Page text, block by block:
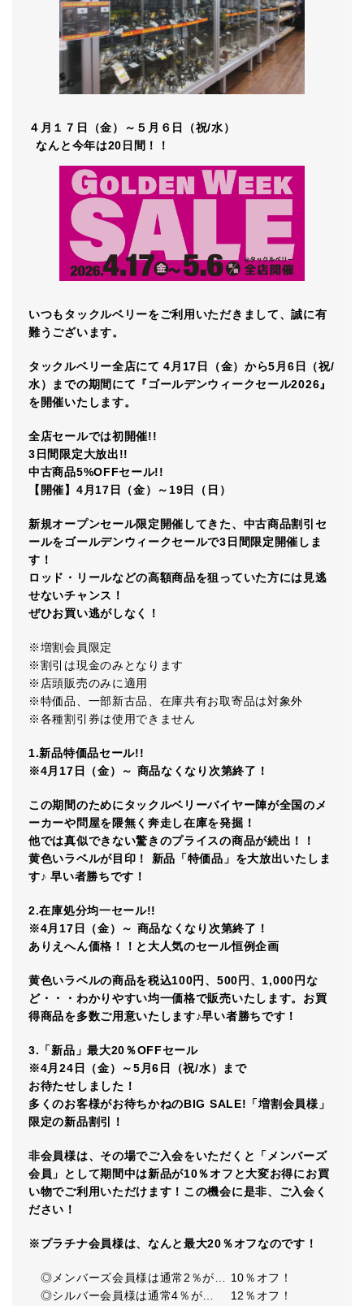
４月１７日（金）～５月６日（祝/水）
なんと今年は20日間！！
いつもタックルベリーをご利用いただきまして、誠に有
難うございます。
タックルベリー全店にて 4月17日（金）から5月6日（祝/
水）までの期間にて『ゴールデンウィークセール2026』
を開催いたします。
全店セールでは初開催!!
3日間限定大放出!!
中古商品5%OFFセール!!
【開催】4月17日（金）～19日（日）
新規オープンセール限定開催してきた、中古商品割引セ
ールをゴールデンウィークセールで3日間限定開催しま
す！
ロッド・リールなどの高額商品を狙っていた方には見逃
せないチャンス！
ぜひお買い逃がしなく！
※増割会員限定
※割引は現金のみとなります
※店頭販売のみに適用
※特価品、一部新古品、在庫共有お取寄品は対象外
※各種割引券は使用できません
1.新品特価品セール!!
※4月17日（金）～ 商品なくなり次第終了！
この期間のためにタックルベリーバイヤー陣が全国のメ
ーカーや問屋を隈無く奔走し在庫を発掘！
他では真似できない驚きのプライスの商品が続出！！
黄色いラベルが目印！ 新品「特価品」を大放出いたしま
す♪ 早い者勝ちです！
2.在庫処分均一セール!!
※4月17日（金）～ 商品なくなり次第終了！
ありえへん価格！！と大人気のセール恒例企画
黄色いラベルの商品を税込100円、500円、1,000円な
ど・・・わかりやすい均一価格で販売いたします。お買
得商品を多数ご用意いたします♪早い者勝ちです！
3.「新品」最大20％OFFセール
※4月24日（金）～5月6日（祝/水）まで
お待たせしました！
多くのお客様がお待ちかねのBIG SALE!「増割会員様」
限定の新品割引！
非会員様は、その場でご入会をいただくと「メンバーズ
会員」として期間中は新品が10％オフと大変お得にお買
い物でご利用いただけます！この機会に是非、ご入会く
ださい！
※プラチナ会員様は、なんと最大20％オフなのです！
◎メンバーズ会員様は通常2％が… 10％オフ！
◎シルバー会員様は通常4％が… 12％オフ！